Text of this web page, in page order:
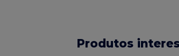
Produtos